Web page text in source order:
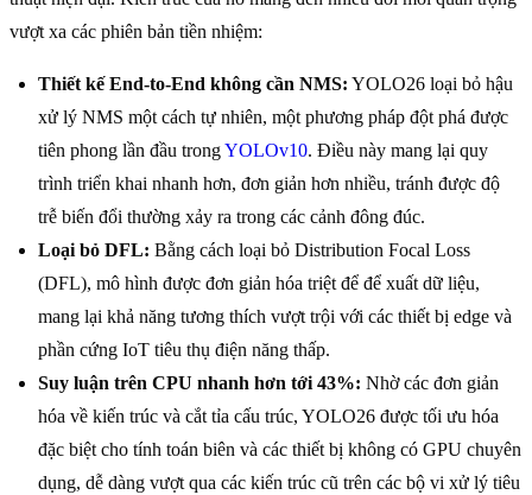
vượt xa các phiên bản tiền nhiệm:
Thiết kế End-to-End không cần NMS: YOLO26 loại bỏ hậu
xử lý NMS một cách tự nhiên, một phương pháp đột phá được
tiên phong lần đầu trongYOLOv10. Điều này mang lại quy
trình triển khai nhanh hơn, đơn giản hơn nhiều, tránh được độ
trễ biến đổi thường xảy ra trong các cảnh đông đúc.
Loại bỏ DFL: Bằng cách loại bỏ Distribution Focal Loss
(DFL), mô hình được đơn giản hóa triệt để để xuất dữ liệu,
mang lại khả năng tương thích vượt trội với các thiết bị edge và
phần cứng IoT tiêu thụ điện năng thấp.
Suy luận trên CPU nhanh hơn tới 43%: Nhờ các đơn giản
hóa về kiến trúc và cắt tỉa cấu trúc, YOLO26 được tối ưu hóa
đặc biệt cho tính toán biên và các thiết bị không có GPU chuyên
dụng, dễ dàng vượt qua các kiến trúc cũ trên các bộ vi xử lý tiêu